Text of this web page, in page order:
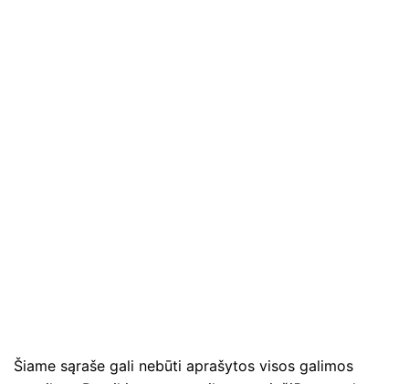
Šiame sąraše gali nebūti aprašytos visos galimos